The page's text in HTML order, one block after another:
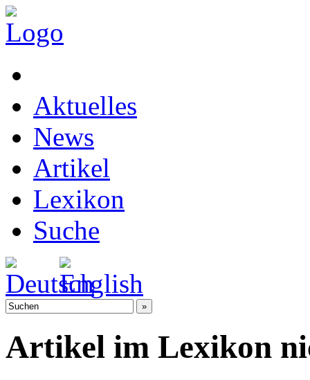
Aktuelles
News
Artikel
Lexikon
Suche
Artikel im Lexikon